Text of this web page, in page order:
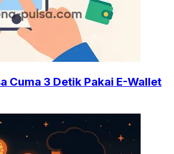
Cuma 3 Detik Pakai E-Wallet